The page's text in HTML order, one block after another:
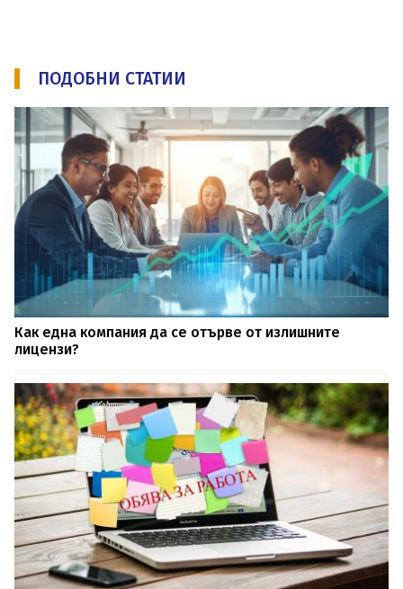
ПОДОБНИ СТАТИИ
Как една компания да се отърве от излишните
лицензи?